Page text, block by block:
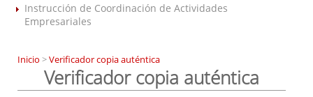
Instrucción de Coordinación de Actividades
Empresariales
Inicio >Verificador copia auténtica
Verificador copia auténtica